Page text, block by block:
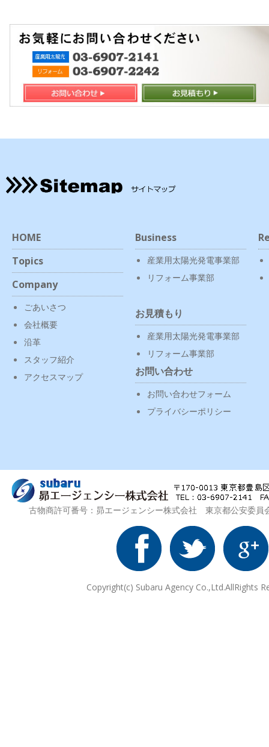
HOME
Topics
Company
ごあいさつ
会社概要
沿革
スタッフ紹介
アクセスマップ
Business
産業用太陽光発電事業部
リフォーム事業部
お見積もり
産業用太陽光発電事業部
リフォーム事業部
お問い合わせ
お問い合わせフォーム
プライバシーポリシー
古物商許可番号：昴エージェンシー株式会社 東京都公安委
Copyright(c) Subaru Agency Co.,Ltd.AllRights